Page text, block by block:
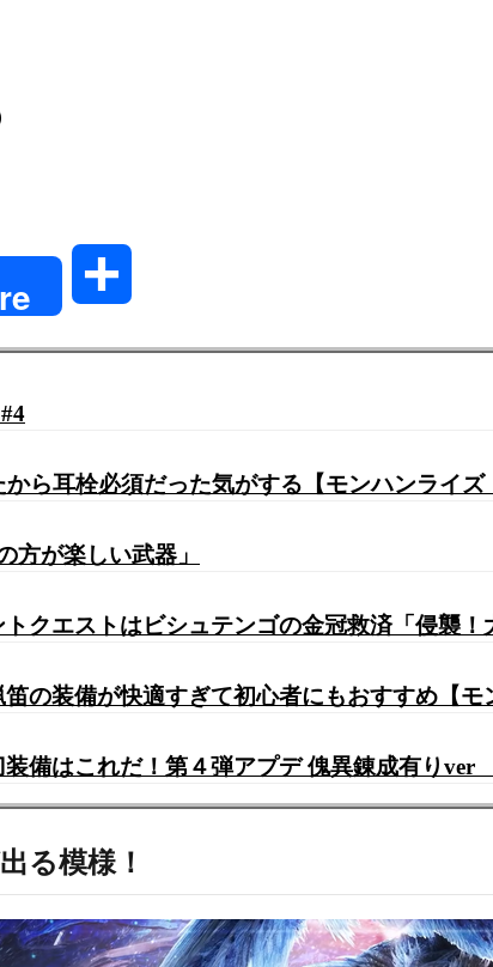
ら耳栓必須だった気がする【モンハンライズ
方が楽しい武器」
クエストはビシュテンゴの金冠救済「侵襲
の装備が快適すぎて初心者にもおすすめ【モ
備はこれだ！第４弾アプデ 傀異錬成有りver
る模様！